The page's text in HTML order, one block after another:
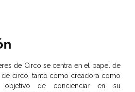
de Circo se centra en el papel de
de circo, tanto como creadora como
de concienciar en su